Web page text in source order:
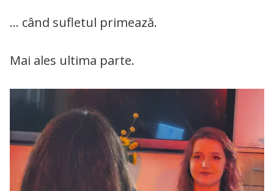
… când sufletul primează.
Mai ales ultima parte.